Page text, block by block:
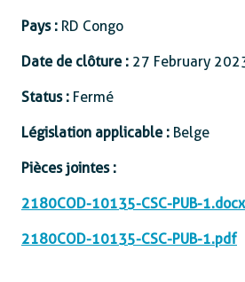
Pays : RD Congo
Date de clôture : 27 February
Status : Fermé
Législation applicable : Belge
Pièces jointes :
2180COD-10135-CSC-PUB-1.docx
2180COD-10135-CSC-PUB-1.pdf